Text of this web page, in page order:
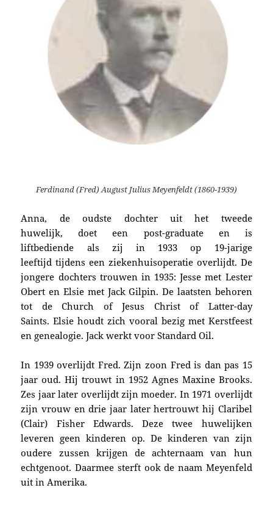
Ferdinand (Fred) August Julius Meyenfeldt (1860-1939)
Anna, de oudste dochter uit het tweede
huwelijk, doet een post-graduate en is
liftbediende als zij in 1933 op 19-jarige
leeftijd tijdens een ziekenhuisoperatie overlijdt. De
jongere dochters trouwen in 1935: Jesse met Lester
Obert en Elsie met Jack Gilpin. De laatsten behoren
tot de Church of Jesus Christ of Latter-day
Saints. Elsie houdt zich vooral bezig met Kerstfeest
en genealogie. Jack werkt voor Standard Oil.
In 1939 overlijdt Fred. Zijn zoon Fred is dan pas 15
jaar oud. Hij trouwt in 1952 Agnes Maxine Brooks.
Zes jaar later overlijdt zijn moeder. In 1971 overlijdt
zijn vrouw en drie jaar later hertrouwt hij Claribel
(Clair) Fisher Edwards. Deze twee huwelijken
leveren geen kinderen op. De kinderen van zijn
oudere zussen krijgen de achternaam van hun
echtgenoot. Daarmee sterft ook de naam Meyenfeld
uit in Amerika.